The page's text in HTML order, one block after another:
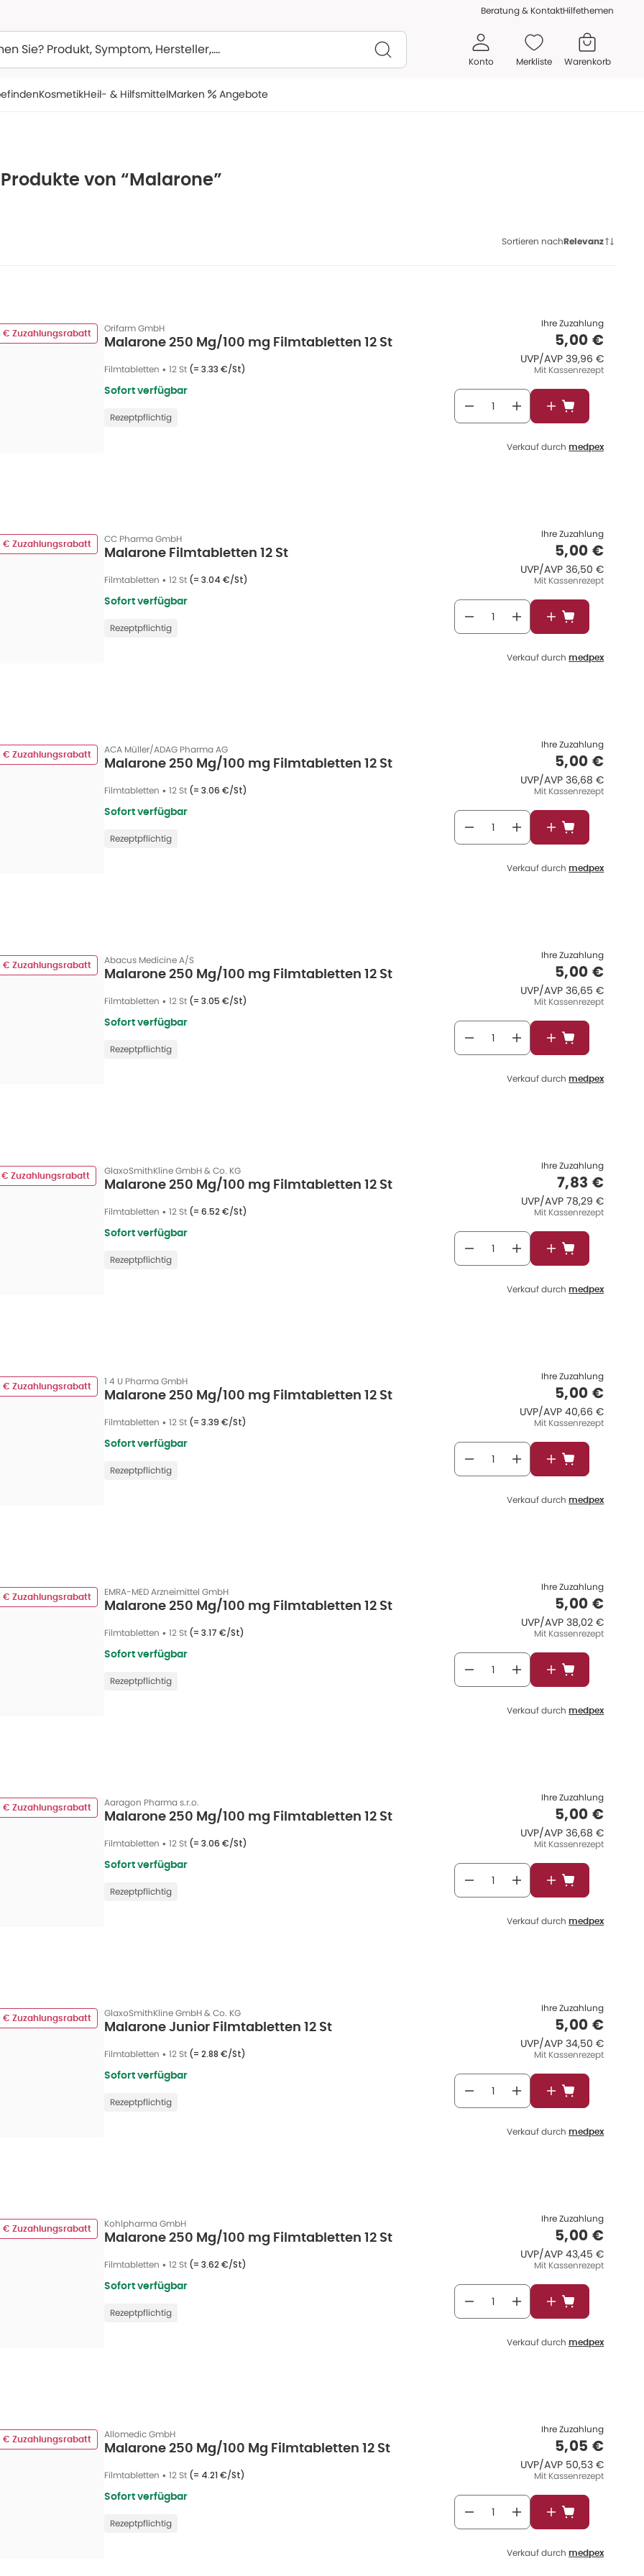
Beratung & KontaktHilfethemen
Konto Merkliste Warenkorb
KosmetikHeil- & HilfsmittelMarken Angebote
von “Malarone”
Sortieren nachRelevanz
€ Zuzahlungsrabatt Orifarm GmbH
Malarone 250 Mg/100 mg Filmtabletten 12 St
Filmtabletten • 12 St (= 3.33 €/St)
Sofort verfügbar
Rezeptpflichtig
Ihre Zuzahlung
5,00 €
UVP/AVP UVP/AVP
39,96 €
Mit Kassenrezept
In den
Verkauf durch medpex
€ Zuzahlungsrabatt CC Pharma GmbH
Malarone Filmtabletten 12 St
Filmtabletten • 12 St (= 3.04 €/St)
Sofort verfügbar
Rezeptpflichtig
Ihre Zuzahlung
5,00 €
UVP/AVP UVP/AVP
36,50 €
Mit Kassenrezept
In den
Verkauf durch medpex
€ Zuzahlungsrabatt ACA Müller/ADAG Pharma AG
Malarone 250 Mg/100 mg Filmtabletten 12 St
Filmtabletten • 12 St (= 3.06 €/St)
Sofort verfügbar
Rezeptpflichtig
Ihre Zuzahlung
5,00 €
UVP/AVP UVP/AVP
36,68 €
Mit Kassenrezept
In den
Verkauf durch medpex
€ Zuzahlungsrabatt Abacus Medicine A/S
Malarone 250 Mg/100 mg Filmtabletten 12 St
Filmtabletten • 12 St (= 3.05 €/St)
Sofort verfügbar
Rezeptpflichtig
Ihre Zuzahlung
5,00 €
UVP/AVP UVP/AVP
36,65 €
Mit Kassenrezept
In den
Verkauf durch medpex
€ Zuzahlungsrabatt GlaxoSmithKline GmbH & Co. KG
Malarone 250 Mg/100 mg Filmtabletten 12 St
Filmtabletten • 12 St (= 6.52 €/St)
Sofort verfügbar
Rezeptpflichtig
Ihre Zuzahlung
7,83 €
UVP/AVP UVP/AVP
78,29 €
Mit Kassenrezept
In den
Verkauf durch medpex
€ Zuzahlungsrabatt 1 4 U Pharma GmbH
Malarone 250 Mg/100 mg Filmtabletten 12 St
Filmtabletten • 12 St (= 3.39 €/St)
Sofort verfügbar
Rezeptpflichtig
Ihre Zuzahlung
5,00 €
UVP/AVP UVP/AVP
40,66 €
Mit Kassenrezept
In den
Verkauf durch medpex
€ Zuzahlungsrabatt EMRA-MED Arzneimittel GmbH
Malarone 250 Mg/100 mg Filmtabletten 12 St
Filmtabletten • 12 St (= 3.17 €/St)
Sofort verfügbar
Rezeptpflichtig
Ihre Zuzahlung
5,00 €
UVP/AVP UVP/AVP
38,02 €
Mit Kassenrezept
In den
Verkauf durch medpex
€ Zuzahlungsrabatt Aaragon Pharma s.r.o.
Malarone 250 Mg/100 mg Filmtabletten 12 St
Filmtabletten • 12 St (= 3.06 €/St)
Sofort verfügbar
Rezeptpflichtig
Ihre Zuzahlung
5,00 €
UVP/AVP UVP/AVP
36,68 €
Mit Kassenrezept
In den
Verkauf durch medpex
€ Zuzahlungsrabatt GlaxoSmithKline GmbH & Co. KG
Malarone Junior Filmtabletten 12 St
Filmtabletten • 12 St (= 2.88 €/St)
Sofort verfügbar
Rezeptpflichtig
Ihre Zuzahlung
5,00 €
UVP/AVP UVP/AVP
34,50 €
Mit Kassenrezept
In den
Verkauf durch medpex
€ Zuzahlungsrabatt Kohlpharma GmbH
Malarone 250 Mg/100 mg Filmtabletten 12 St
Filmtabletten • 12 St (= 3.62 €/St)
Sofort verfügbar
Rezeptpflichtig
Ihre Zuzahlung
5,00 €
UVP/AVP UVP/AVP
43,45 €
Mit Kassenrezept
In den
Verkauf durch medpex
€ Zuzahlungsrabatt Allomedic GmbH
Malarone 250 Mg/100 Mg Filmtabletten 12 St
Filmtabletten • 12 St (= 4.21 €/St)
Sofort verfügbar
Rezeptpflichtig
Ihre Zuzahlung
5,05 €
UVP/AVP UVP/AVP
50,53 €
Mit Kassenrezept
In den
Verkauf durch medpex